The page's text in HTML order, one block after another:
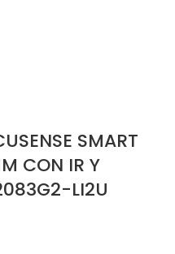
SMART
CON IR Y
LI2U